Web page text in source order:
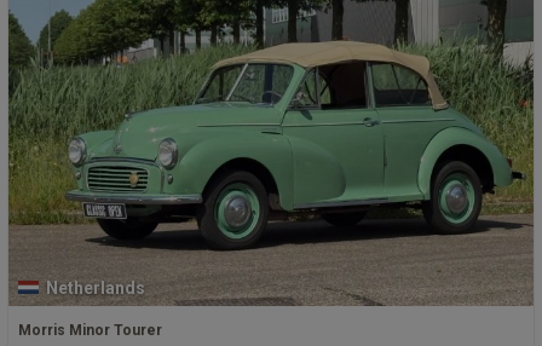
Netherlands
Morris Minor Tourer